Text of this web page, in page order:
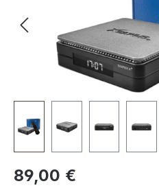
Regulärer Preis:
89,00 €